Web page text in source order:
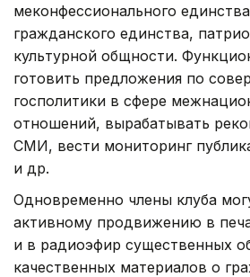
меконфессионального
гражданского единства,
культурной общности.
готовить предложения по
госполитики в сфере
отношений, вырабатывать
СМИ, вести мониторинг
и др.
Одновременно члены клуба
активному продвижению в
и в радиоэфир существенных
качественных материалов о